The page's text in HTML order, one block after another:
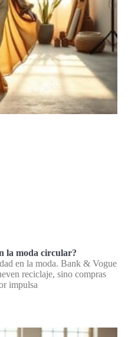
la moda circular?
en la moda. Bank & Vogue
reciclaje, sino compras
impulsa